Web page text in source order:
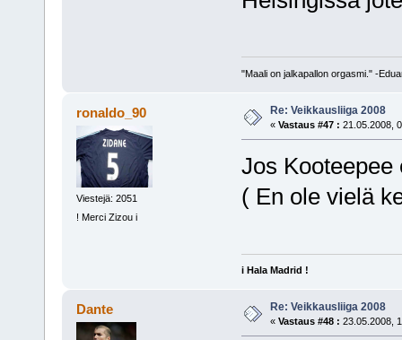
"Maali on jalkapallon orgasmi." -
ronaldo_90
Viestejä: 2051
! Merci Zizou i
Re: Veikkausliiga 2008
« Vastaus #47 : 21.05.2008,
Jos
( En ole vielä
i Hala Madrid !
Dante Re: Veikkausliiga 2008
« Vastaus #48 : 23.05.2008,